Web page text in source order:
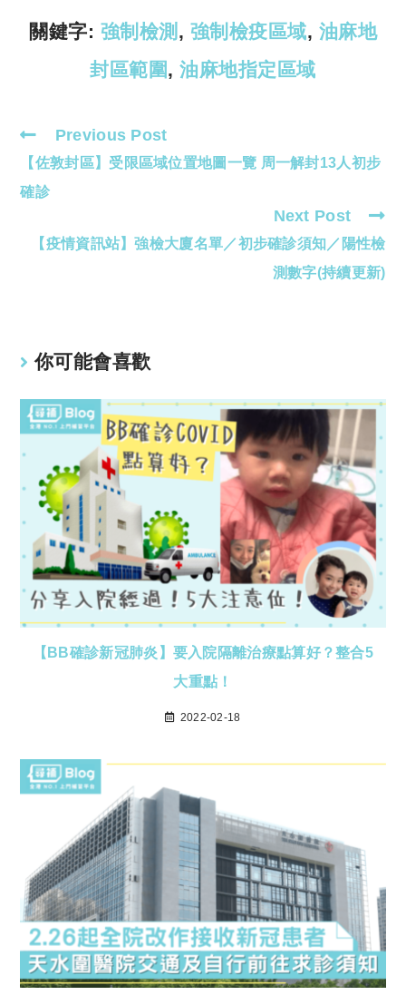
Li
n
A
p
關鍵字: 強制檢測 , 強制檢疫區域, 油麻地
封區範圍, 油麻地指定區域
Read
more
articles
Previous Post
【佐敦封區】受限區域位置地圖一覽 周一解封13人初步
確診
Next Post
【疫情資訊站】強檢大廈名單／初步確診須知／陽性檢
測數字(持續更新)
你可能會喜歡
【BB確診新冠肺炎】要入院隔離治療點算好？整合5
大重點！
2022-02-18